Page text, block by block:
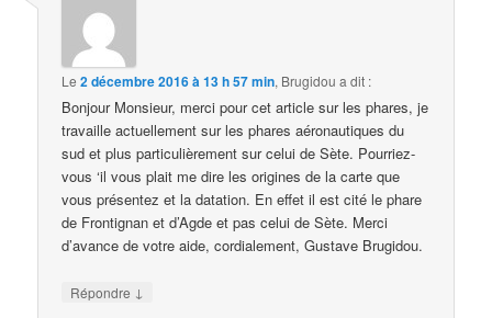
Le2 décembre 2016 à 13 h 57 min, Brugidou a dit :
Bonjour Monsieur, merci pour cet article sur les phares, je
travaille actuellement sur les phares aéronautiques du
sud et plus particulièrement sur celui de Sète. Pourriez-
vous ‘il vous plait me dire les origines de la carte que
vous présentez et la datation. En effet il est cité le phare
de Frontignan et d’Agde et pas celui de Sète. Merci
d’avance de votre aide, cordialement, Gustave Brugidou.
Répondre ↓